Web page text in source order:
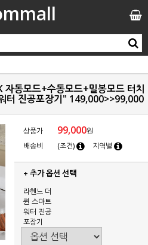
자동모드+수동모드+밀봉모드 터치
터 진공포장기" 149,000>>99,000
상품가 99,000원
배송비
(조건) 지역별
+ 추가 옵션 선택
라헨느 더
퀸 스마트
워터 진공
포장기